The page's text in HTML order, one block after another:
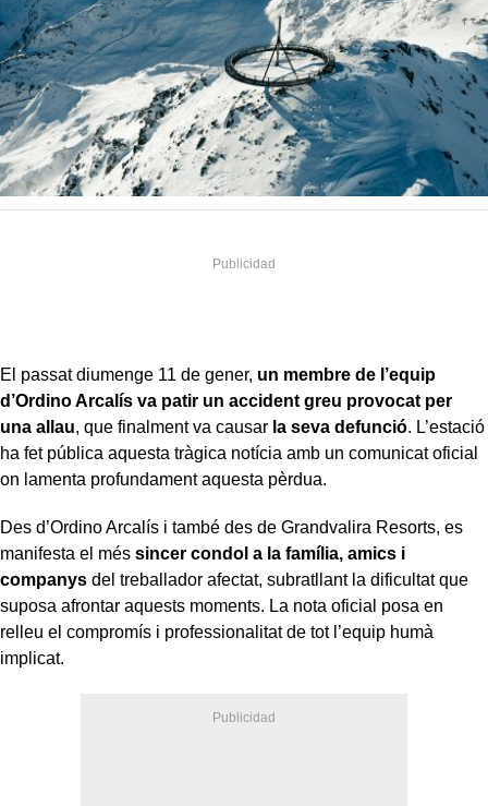
El passat diumenge 11 de gener, un membre de l’equip
d’Ordino Arcalís va patir un accident greu provocat per
una allau, que finalment va causar la seva defunció. L’estació
ha fet pública aquesta tràgica notícia amb un comunicat oficial
on lamenta profundament aquesta pèrdua.
Des d’Ordino Arcalís i també des de Grandvalira Resorts, es
manifesta el més sincer condol a la família, amics i
companys del treballador afectat, subratllant la dificultat que
suposa afrontar aquests moments. La nota oficial posa en
relleu el compromís i professionalitat de tot l’equip humà
implicat.